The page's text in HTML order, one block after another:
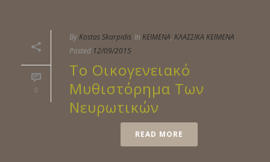
0
ByKostas Skarpidis In ΚΕΙΜΕΝΑ, ΚΛΑΣΣΙΚΑ ΚΕΙΜΕΝΑ
Posted 12/09/2015
Το Οικογενειακό
Μυθιστόρημα Των
Νευρωτικών
READ MORE